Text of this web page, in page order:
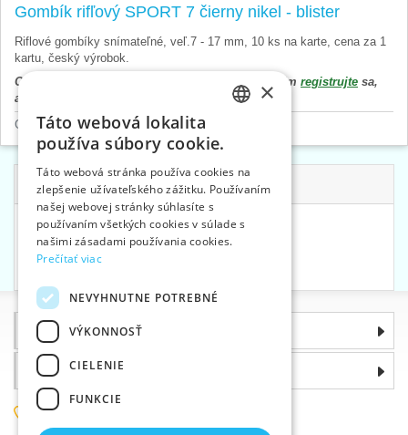
Gombík rifľový SPORT 7 čierny nikel - blister
Riflové gombíky snímateľné, veľ.7 - 17 mm, 10 ks na karte, cena za 1
kartu, český výrobok.
Cena výrobku sa zobrazí až po prihlásení. Prosím registrujte sa,
alebo
Gombíky> Riflové
Súvisiace kategórie
Cvoky a nity >Nity
Nite podľa materiálu>Riflové
Stojany a zásobníky
Informácie
Prečo si zvoliť práve nás
(+420) 585 051 217
ENGLISH
GERMAN
×
Táto webová lokalita
používa súbory cookie.
Táto webová stránka používa cookies na
zlepšenie užívateľského zážitku. Používaním
našej webovej stránky súhlasíte s
používaním všetkých cookies v súlade s
našimi zásadami používania cookies.
Prečítať viac
NEVYHNUTNE POTREBNÉ
VÝKONNOSŤ
CIELENIE
FUNKCIE